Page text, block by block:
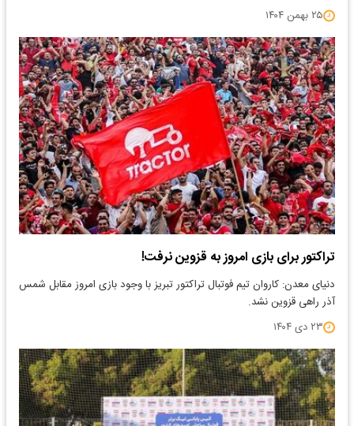
۲۵ بهمن ۱۴۰۴
تراکتور برای بازی امروز به قزوین نرفت!​
دنیای معدن: کاروان تیم فوتبال تراکتور تبریز با وجود بازی امروز مقابل شمس
آذر راهی قزوین نشد.
۲۳ دی ۱۴۰۴